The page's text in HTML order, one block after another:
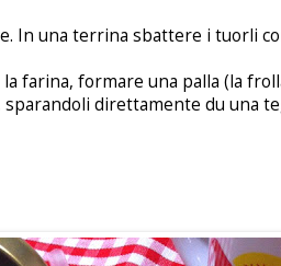
In una terrina sbattere i tuorli
farina, formare una palla (la
direttamente du una